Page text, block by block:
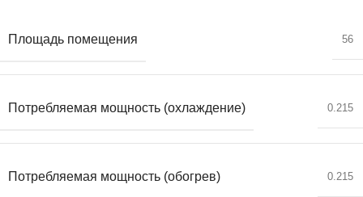
Площадь помещения 56
Потребляемая мощность (охлаждение) 0.215
Потребляемая мощность (обогрев) 0.215